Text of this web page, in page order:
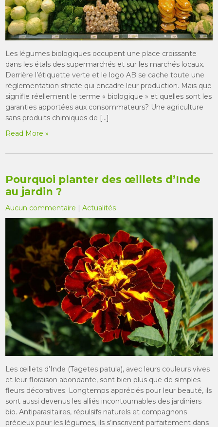
Les légumes biologiques occupent une place croissante
dans les étals des supermarchés et sur les marchés locaux.
Derrière l’étiquette verte et le logo AB se cache toute une
réglementation stricte qui encadre leur production. Mais que
signifie réellement le terme « biologique » et quelles sont les
garanties apportées aux consommateurs? Une agriculture
sans produits chimiques de […]
Read More »
Pourquoi planter des œillets d’Inde
au jardin ?
Aucun commentaire |Actualités
Les œillets d’Inde (Tagetes patula), avec leurs couleurs vives
et leur floraison abondante, sont bien plus que de simples
fleurs décoratives. Longtemps appréciés pour leur beauté, ils
sont aussi devenus les alliés incontournables des jardiniers
bio. Antiparasitaires, répulsifs naturels et compagnons
précieux pour les légumes, ils s’inscrivent parfaitement dans